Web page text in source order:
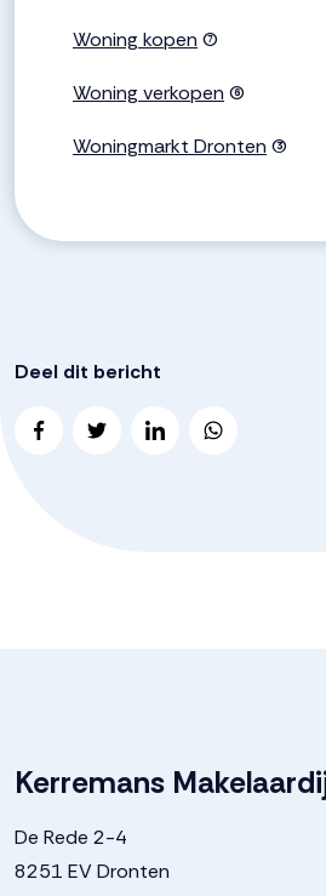
Woning kopen (7)
Woning verkopen (6)
Woningmarkt Dronten (3)
Deel dit bericht
Kerremans
De Rede 2-4
8251 EV Dronten